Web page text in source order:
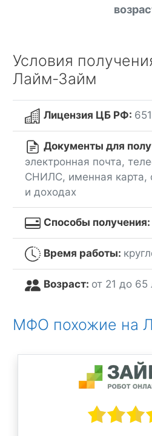
Условия
Лайм-Займ
Лицензия ЦБ РФ:
Документы для
электронная почта,
СНИЛС, именная карта,
и доходах
Способы получения:
Время работы:
Возраст: от 21 до 65
МФО похожие на